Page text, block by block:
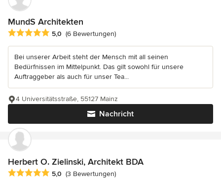
MundS Architekten
Durchschnittliche Bewertung: 5 von 5 Sternen
5,0 (6 Bewertungen)
Bei unserer Arbeit steht der Mensch mit all seinen
Bedürfnissen im Mittelpunkt. Das gilt sowohl für unsere
Auftraggeber als auch für unser Tea...
Nachricht
4 Universitätsstraße, 55127 Mainz
Herbert O. Zielinski, Architekt BDA
Durchschnittliche Bewertung: 5 von 5 Sternen
5,0 (3 Bewertungen)